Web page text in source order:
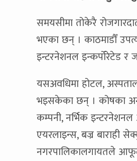
समयसीमा तोकेरै
भएका छन् । काठमाडौँ
इन्टरनेशनल इन्कर्पोरेटेड
यसअवधिमा होटल,
भइसकेका छन् । कोषका
कम्पनी, नर्भिक
एयरलाइन्स, बज्र बाराही
नगरपालिकालगायतले